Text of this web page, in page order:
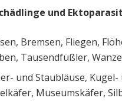
und
Bremsen, Fliegen,
Tausendfüßler,
und Staubläuse, Kugel-
Museumskäfer,